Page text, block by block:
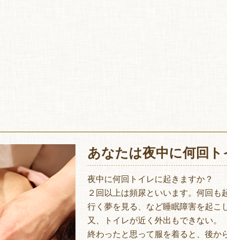
あなたは夜中に何回
夜中に何回トイレに起きますか？
２回以上は頻尿といいます。何回
行く夢を見る、など睡眠障害を起こ
又、トイレが近く外出もできない。
終わったと思って服を着ると、後か